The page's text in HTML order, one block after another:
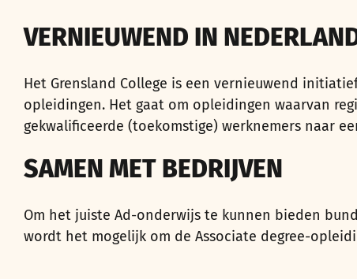
VERNIEUWEND IN
Het Grensland College is een vernieuwend
opleidingen. Het gaat om opleidingen waarvan
gekwalificeerde (toekomstige) werknemers naar
SAMEN MET BEDRIJVEN
Om het juiste Ad-onderwijs te kunnen bieden
wordt het mogelijk om de Associate degree-